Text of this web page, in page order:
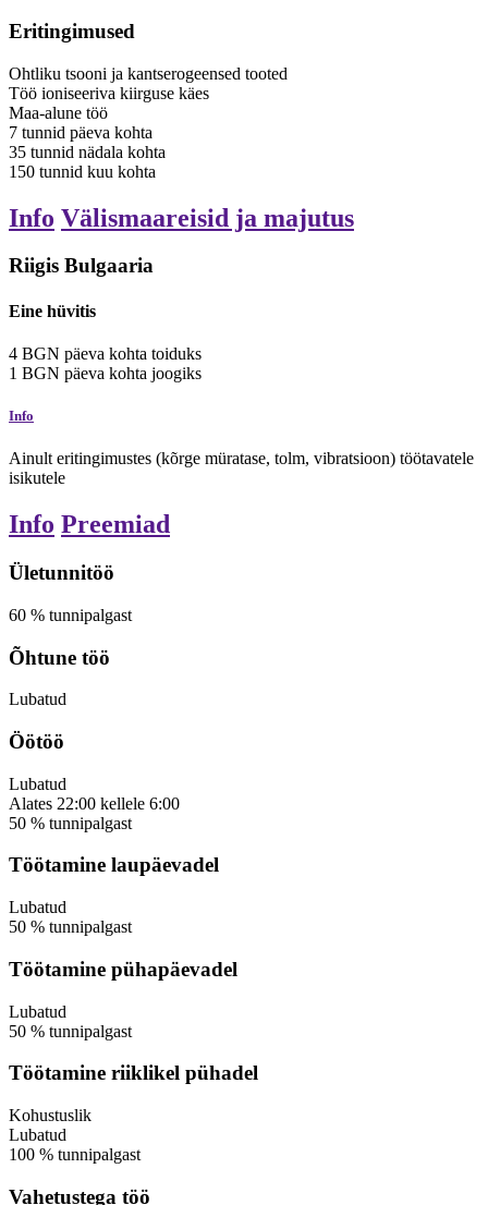
Eritingimused
Ohtliku tsooni ja kantserogeensed tooted
Töö ioniseeriva kiirguse käes
Maa-alune töö
7 tunnid päeva kohta
35 tunnid nädala kohta
150 tunnid kuu kohta
Info Välismaareisid ja majutus
Riigis Bulgaaria
Eine hüvitis
4 BGN päeva kohta toiduks
1 BGN päeva kohta joogiks
Info
Ainult eritingimustes (kõrge müratase, tolm, vibratsioon) töötavatele
isikutele
Info Preemiad
Ületunnitöö
60 % tunnipalgast
Õhtune töö
Lubatud
Öötöö
Lubatud
Alates 22:00 kellele 6:00
50 % tunnipalgast
Töötamine laupäevadel
Lubatud
50 % tunnipalgast
Töötamine pühapäevadel
Lubatud
50 % tunnipalgast
Töötamine riiklikel pühadel
Kohustuslik
Lubatud
100 % tunnipalgast
Vahetustega töö